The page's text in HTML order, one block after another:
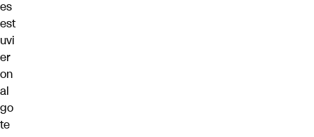
es
est
uvi
er
on
al
go
te